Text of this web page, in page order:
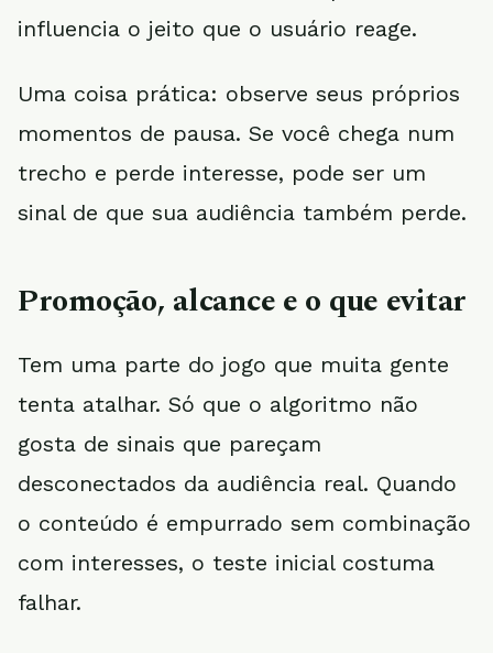
influencia o jeito que o usuário reage.
Uma coisa prática: observe seus próprios
momentos de pausa. Se você chega num
trecho e perde interesse, pode ser um
sinal de que sua audiência também perde.
Promoção, alcance e o que evitar
Tem uma parte do jogo que muita gente
tenta atalhar. Só que o algoritmo não
gosta de sinais que pareçam
desconectados da audiência real. Quando
o conteúdo é empurrado sem combinação
com interesses, o teste inicial costuma
falhar.